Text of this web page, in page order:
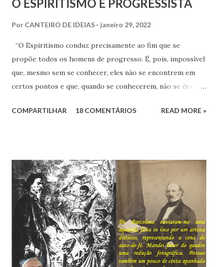
O ESPIRITISMO É PROGRESSISTA
Por CANTEIRO DE IDEIAS janeiro 29, 2022
“O Espiritismo conduz precisamente ao fim que se
propõe todos os homens de progresso. É, pois, impossível
que, mesmo sem se conhecer, eles não se encontrem em
certos pontos e que, quando se conhecerem, não se deem -
inimigos comuns: os preconceitos sociais, a rotina, o
mais rico e produtivo por ele nos é ofertado. As relações
que a Doutrina Espírita estabelece com as questões sociais
e as ciências humanas, nos faculta, nos muni de
conhecimentos, condições e recursos para atravessarmos
as nossas encarnações como Espíritos mais atuantes com o
mundo social ao qual fazemos parte.
COMPARTILHAR 18 COMENTÁRIOS READ MORE »